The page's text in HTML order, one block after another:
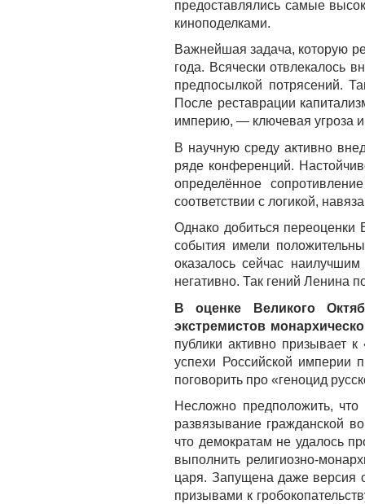
предоставлялись самые
киноподелками.
Важнейшая задача, которую
года. Всячески отвлекалось
предпосылкой потрясений.
После реставрации
империю, — ключевая угроза
В научную среду активно
ряде конференций.
определённое
соответствии с логикой,
Однако добиться переоценки
события имели
оказалось сейчас
негативно. Так гений Ленина
В оценке Великого
экстремистов
публики активно призывает
успехи Российской империи
поговорить про «геноцид
Несложно предположить,
развязывание гражданской
что демократам не удалось
выполнить религиозно-
царя. Запущена даже версия
призывами к